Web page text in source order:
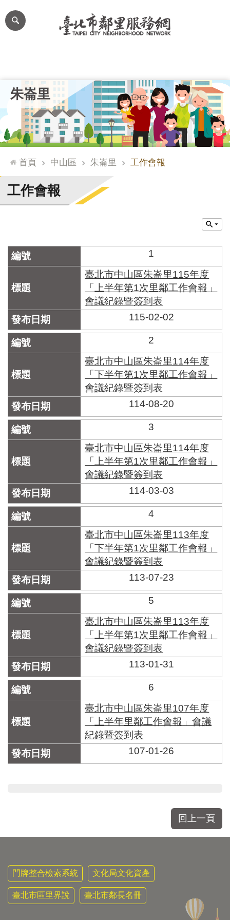
跳到主要內容區塊
網
站
台
通
臺
北
市
門
牌
合
檢
系
統
文
化
文
資
產
臺
北
區
界
說
臺
鄰
冊
朱崙里
首頁 中山區 朱崙里 工作會報
工作會報
1
臺北市中山區朱崙里115年度
「上半年第1次里鄰工作會報」
會議紀錄暨簽到表
115-02-02
2
臺北市中山區朱崙里114年度
「下半年第1次里鄰工作會報」
會議紀錄暨簽到表
114-08-20
3
臺北市中山區朱崙里114年度
「上半年第1次里鄰工作會報」
會議紀錄暨簽到表
114-03-03
4
臺北市中山區朱崙里113年度
「下半年第1次里鄰工作會報」
會議紀錄暨簽到表
113-07-23
5
臺北市中山區朱崙里113年度
「上半年第1次里鄰工作會報」
會議紀錄暨簽到表
113-01-31
6
臺北市中山區朱崙里107年度
「上半年里鄰工作會報」會議
紀錄暨簽到表
107-01-26
回上一頁
門牌整合檢索系統 文化局文化資產
臺北市區里界說 臺北市鄰長名冊